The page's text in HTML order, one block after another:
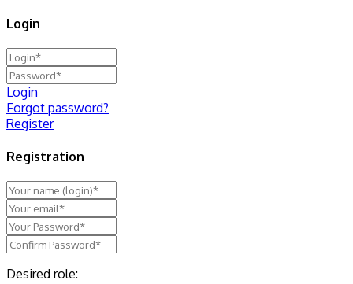
Login
Login
Forgot password?
Register
Registration
Desired role: